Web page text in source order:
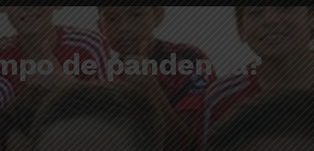
de pandemia?